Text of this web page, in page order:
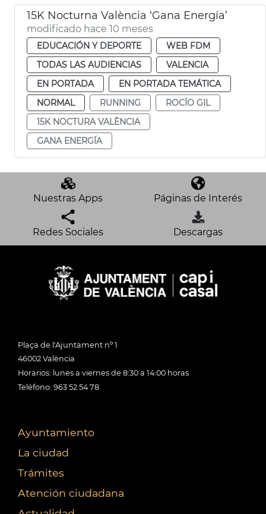
15K Nocturna València ‘Gana Energía’
modificado hace 10 meses
EDUCACIÓN Y DEPORTE
WEB FDM
TODAS LAS AUDIENCIAS
VALENCIA
EN PORTADA
EN PORTADA TEMÁTICA
NORMAL
RUNNING
ROCÍO GIL
15K NOCTURA VALÈNCIA
GANA ENERGÍA
Nuestras Apps Páginas de Interés
Redes Sociales Descargas
Plaça de l'Ajuntament nº 1
46002 València
Horarios: lunes a viernes de 8:30 a 14:00 horas
Teléfono: 963 52 54 78
Ayuntamiento
La ciudad
Trámites
Atención ciudadana